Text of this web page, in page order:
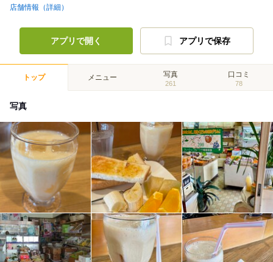
店舗情報（詳細）
アプリで開く アプリで保存
トップ メニュー 写真
261
口コミ
78
写真